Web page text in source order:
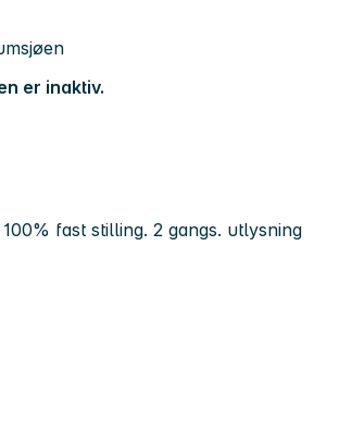
er inaktiv.
fast stilling. 2 gangs. utlysning